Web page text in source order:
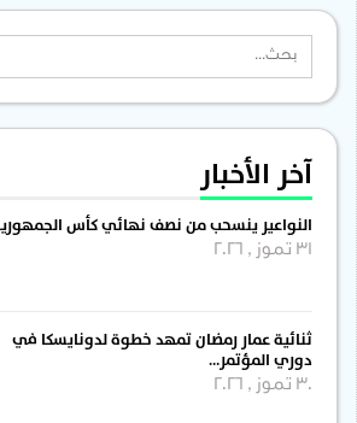
آخر الأخبار
النواعير ينسحب من نصف نهائي كأس الجمهورية
31 تموز , 2026
ثنائية عمار رمضان تمهد خطوة لدونايسكا في
دوري المؤتمر…
30 تموز , 2026